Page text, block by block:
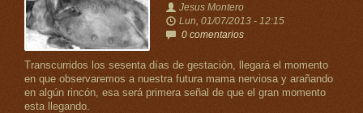
Jesus Montero
Lun, 01/07/2013 - 12:15
0 comentarios
Transcurridos los sesenta días de gestación, llegará el momento
en que observaremos a nuestra futura mama nerviosa y arañando
en algún rincón, esa será primera señal de que el gran momento
esta llegando.